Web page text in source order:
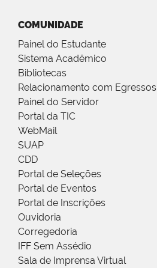
COMUNIDADE
Painel do Estudante
Sistema Acadêmico
Bibliotecas
Relacionamento com Egressos
Painel do Servidor
Portal da TIC
WebMail
SUAP
CDD
Portal de Seleções
Portal de Eventos
Portal de Inscrições
Ouvidoria
Corregedoria
IFF Sem Assédio
Sala de Imprensa Virtual